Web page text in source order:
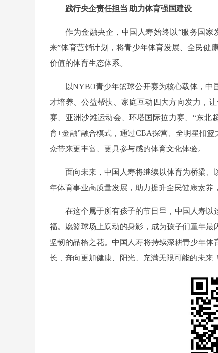
践行央企责任担当 助力体育强国建设
作为金融央企，中国人寿始终以“服务国
来”体育营销计划，将青少年体育发展、全民健
价值的体育生态体系。
以NYBO青少年篮球公开赛为核心载体，
才培养、公益帮扶、家庭互动四大方向发力，
赛、亚洲沙滩运动会、环塔国际拉力赛、“东北
育+金融”融合模式，通过CBA探营、全明星扣
众带来更丰富、更具参与感的体育文化体验。
面向未来，中国人寿将继续以体育为桥梁
年体育事业高质量发展，助力提升全民健康素
在这个属于所有孩子的节日里，中国人寿
福。愿篮球场上跃动的身影，成为孩子们童年
坚韧的品格之花。中国人寿将持续深耕青少年
长，奔向更加健康、阳光、充满无限可能的未来